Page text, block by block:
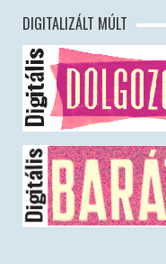
DIGITALIZÁLT MÚLT